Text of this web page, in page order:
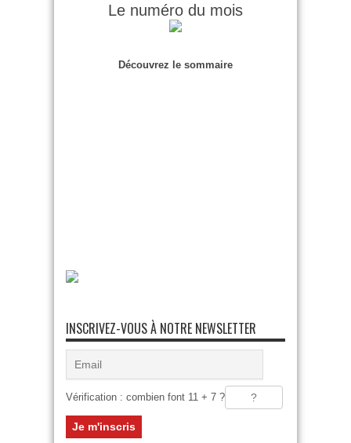
Le numéro du mois
Découvrez le sommaire
INSCRIVEZ-VOUS À NOTRE NEWSLETTER
Vérification : combien font 11 + 7 ?